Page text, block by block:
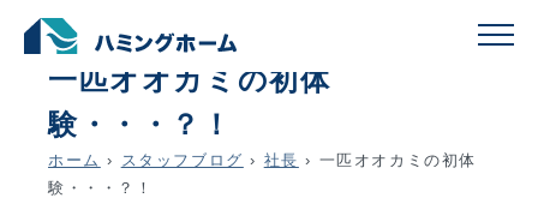
schedule
一匹オオカミの初体
験・・・？！
ホーム › スタッフブログ › 社長 › 一匹オオカミの初体
験・・・？！